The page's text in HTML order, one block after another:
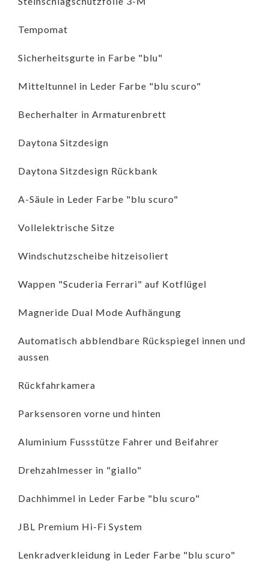
Tempomat
Sicherheitsgurte in Farbe "blu"
Mitteltunnel in Leder Farbe "blu scuro"
Becherhalter in Armaturenbrett
Daytona Sitzdesign
Daytona Sitzdesign Rückbank
A-Säule in Leder Farbe "blu scuro"
Vollelektrische Sitze
Windschutzscheibe hitzeisoliert
Wappen "Scuderia Ferrari" auf Kotflügel
Magneride Dual Mode Aufhängung
Automatisch abblendbare Rückspiegel innen und
aussen
Rückfahrkamera
Parksensoren vorne und hinten
Aluminium Fussstütze Fahrer und Beifahrer
Drehzahlmesser in "giallo"
Dachhimmel in Leder Farbe "blu scuro"
JBL Premium Hi-Fi System
Lenkradverkleidung in Leder Farbe "blu scuro"